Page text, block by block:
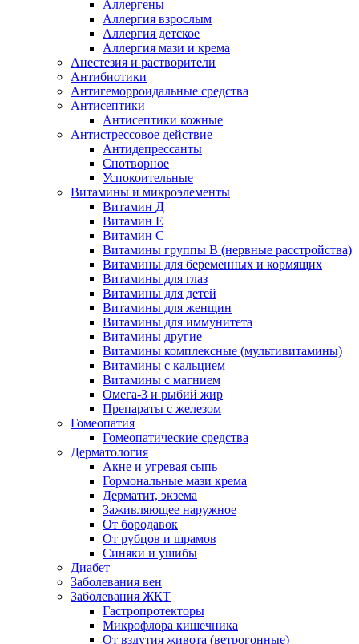
Аллергены
Аллергия взрослым
Аллергия детское
Аллергия мази и крема
Анестезия и растворители
Антибиотики
Антигеморроидальные средства
Антисептики
Антисептики кожные
Антистрессовое действие
Антидепрессанты
Снотворное
Успокоительные
Витамины и микроэлементы
Витамин Д
Витамин Е
Витамин С
Витамины группы В (нервные расстройства)
Витамины для беременных и кормящих
Витамины для глаз
Витамины для детей
Витамины для женщин
Витамины для иммунитета
Витамины другие
Витамины комплексные (мультивитамины)
Витамины с кальцием
Витамины с магнием
Омега-3 и рыбий жир
Препараты с железом
Гомеопатия
Гомеопатические средства
Дерматология
Акне и угревая сыпь
Гормональные мази крема
Дерматит, экзема
Заживляющее наружное
От бородавок
От рубцов и шрамов
Синяки и ушибы
Диабет
Заболевания вен
Заболевания ЖКТ
Гастропротекторы
Микрофлора кишечника
От вздутия живота (ветрогонные)